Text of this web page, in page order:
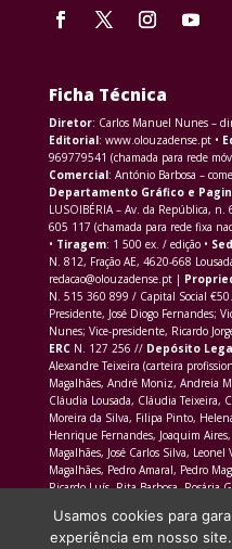
Ficha Técnica
Diretor: Carlos Manuel Nunes –
Editorial: www.olouzadense.pt •
969779541 (chamada para rede
Comercial: António Barbosa –
Departamento Gráfico e
LUSOIBÉRIA – Av. da República,
605 117 (chamada para rede fixa
• Tiragem: 1 500 ex. / edição •
N. 812, Fração AE, 4620-668
redacao@olouzadense.pt |
N. 515 360 899 / Capital Social
Presidente, José Diogo Fernandes;
Nunes; Vice-presidente, Ricardo
ERCN. 127 256 // Depósito
Alexandre Teixeira (carteira
Magalhães, André Moniz, Andreia
Cláudia Lousada, Cláudia Teixeira,
Moreira da Silva, Filipa Pinto,
Henrique Fernandes, Joaquim Aires,
Magalhães, José Carlos Silva,
Magalhães, Pedro Amaral, Pedro
Ricardo Luís, Rita Barbosa, Rosária
Usamos cookies para
experiência em nosso